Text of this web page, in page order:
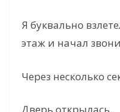
Я буквально
этаж и начал
Через несколько